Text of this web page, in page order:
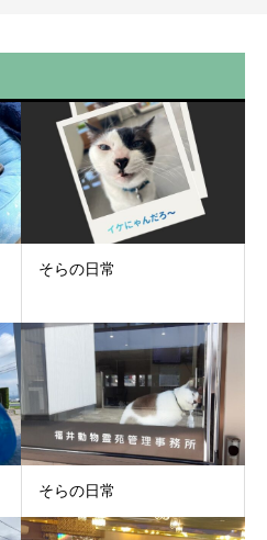
そらの日常
そらの日常